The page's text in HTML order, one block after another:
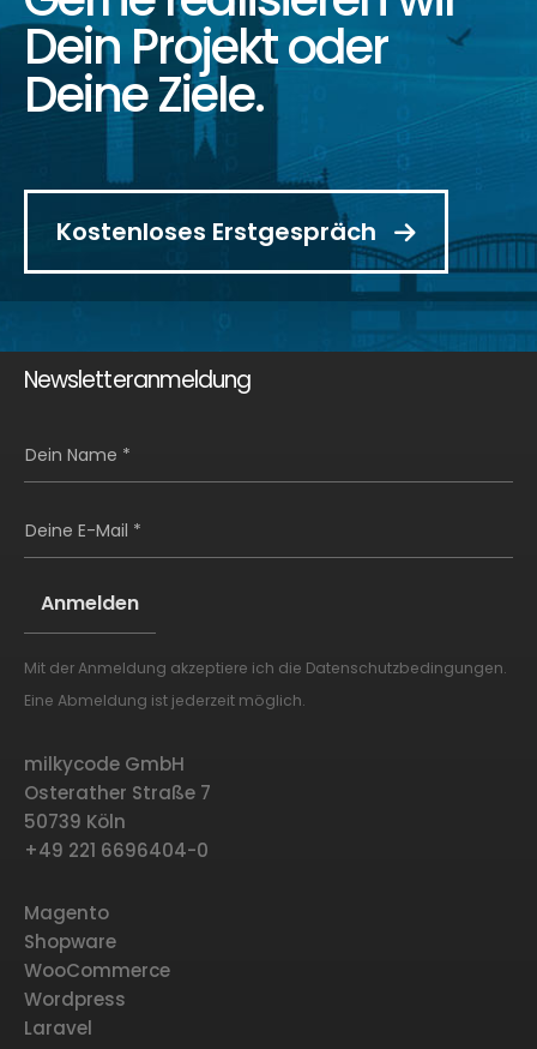
Dein Projekt oder
Deine Ziele.
Kostenloses Erstgespräch
Newsletteranmeldung
Dein Name *
Deine E-Mail *
Mit der Anmeldung akzeptiere ich die Datenschutzbedingungen.
Eine Abmeldung ist jederzeit möglich.
milkycode GmbH
Osterather Straße 7
50739 Köln
+49 221 6696404-0
Magento
Shopware
WooCommerce
Wordpress
Laravel